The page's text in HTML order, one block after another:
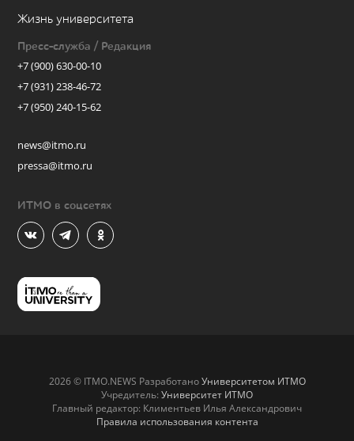
Жизнь университета
Пресс-служба / Редакция
+7 (900) 630-00-10
+7 (931) 238-46-72
+7 (950) 240-15-62
news@itmo.ru
pressa@itmo.ru
ИТМО в соцсетях
2026 © ITMO.NEWS РазработаноУниверситетом ИТМО
Учредитель: Университет ИТМО
Главный редактор: Климентьев Илья Александрович
Правила использования контента